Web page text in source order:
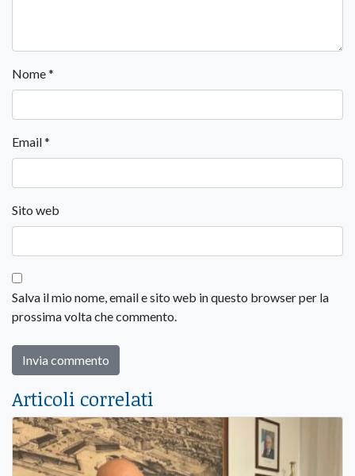
Nome*
Email*
Sito web
Salva il mio nome, email e sito web in questo browser per la
prossima volta che commento.
Articoli correlati